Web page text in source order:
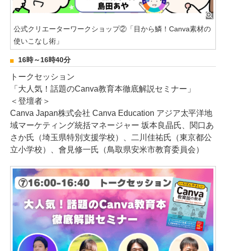
公式クリエーターワークショップ②「目から鱗！Canva素材の
使いこなし術」
16時～16時40分
トークセッション
「大人気！話題のCanva教育本徹底解説セミナー」
＜登壇者＞
Canva Japan株式会社 Canva Education アジア太平洋地
域マーケティング統括マネージャー 坂本良晶氏、関口あ
さか氏（埼玉県特別支援学校）、二川佳祐氏（東京都公
立小学校）、會見修一氏（鳥取県安米市教育委員会）